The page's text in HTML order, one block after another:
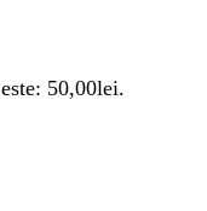
50,00lei.